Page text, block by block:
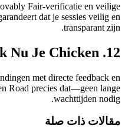
Fair‑verificatie en veilige
dat je sessies veilig en
transparant zijn.
12. Klaar voor Actie? Pak Nu Je Chicken!
met directe feedback en
Road precies dat—geen lange
wachttijden nodig.
مقالات ذات صلة